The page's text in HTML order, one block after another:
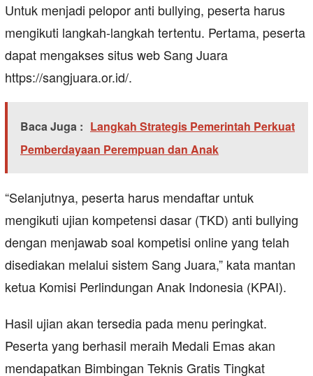
Untuk menjadi pelopor anti bullying, peserta harus
mengikuti langkah-langkah tertentu. Pertama, peserta
dapat mengakses situs web Sang Juara
https://sangjuara.or.id/.
Baca Juga : Langkah Strategis Pemerintah Perkuat
Pemberdayaan Perempuan dan Anak
“Selanjutnya, peserta harus mendaftar untuk
mengikuti ujian kompetensi dasar (TKD) anti bullying
dengan menjawab soal kompetisi online yang telah
disediakan melalui sistem Sang Juara,” kata mantan
ketua Komisi Perlindungan Anak Indonesia (KPAI).
Hasil ujian akan tersedia pada menu peringkat.
Peserta yang berhasil meraih Medali Emas akan
mendapatkan Bimbingan Teknis Gratis Tingkat